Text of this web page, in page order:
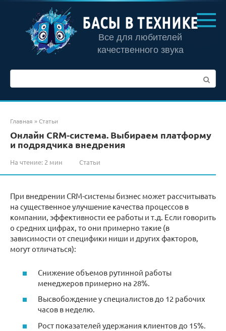
контенту
БАСЫ В ТЕХНИКЕ
Все для любителей
качественного звука
Главная »Статьи
Онлайн CRM-система. Выбираем платформу
и подрядчика внедрения
На чтение: 2 мин Статьи
При внедрении CRM-системы бизнес может рассчитывать
на существенное улучшение качества процессов в
компании, эффективности ее работы и т.д. Если говорить
о средних цифрах, то они примерно такие (в
зависимости от специфики ниши и других факторов,
могут отличаться):
Снижение объемов рутинной работы
менеджеров примерно на 28%.
Высвобождение у специалистов до 12 рабочих
часов в неделю.
Рост показателей удержания клиентов до 15%.